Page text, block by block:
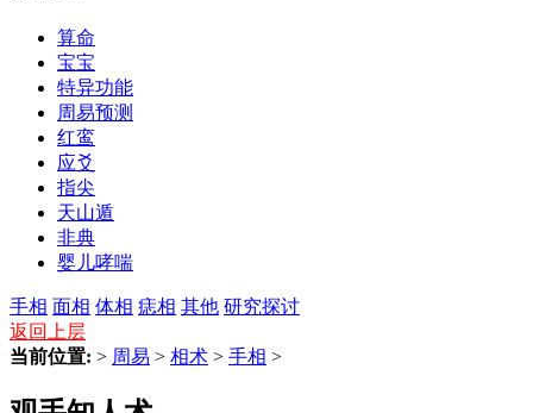
算命
宝宝
特异功能
周易预测
红鸾
应爻
指尖
天山遁
非典
婴儿哮喘
手相 面相 体相 痣相 其他 研究探讨
返回上层
当前位置: > 周易 > 相术 > 手相 >